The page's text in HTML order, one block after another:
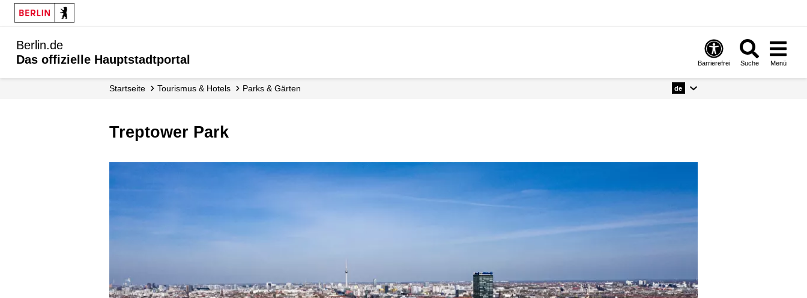
Berlin.de
Das offizielle Hauptstadtportal
Barrierefrei Suche Menü
Startseite Tourismus & Hotels Parks & Gärten de
Treptower Park